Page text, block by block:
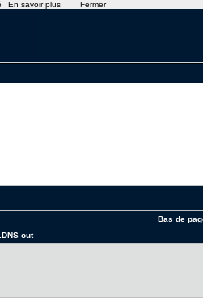
Bas de
out
En savoir plus Fermer